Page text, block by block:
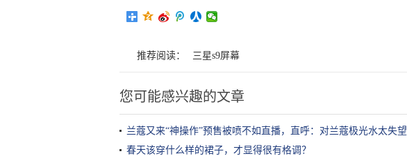
推荐阅读： 三星s9屏幕
您可能感兴趣的文章
兰蔻又来“神操作”预售被喷不如直播，直呼：对兰蔻极光水太失望
春天该穿什么样的裙子，才显得很有格调？